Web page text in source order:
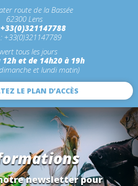
route de la Bassée
62300 Lens
+33(0)321147789
tous les jours
12h et de 14h20 à 19h
et lundi matin)
LE PLAN D’ACCÈS
newsletter pour